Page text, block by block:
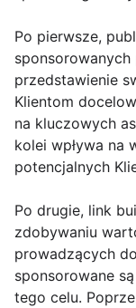
Po pierwsze,
przedstawienie
Klientom
na kluczowych
kolei wpływa na
potencjalnych
Po drugie, link
zdobywaniu
prowadzących
sponsorowane
tego celu.